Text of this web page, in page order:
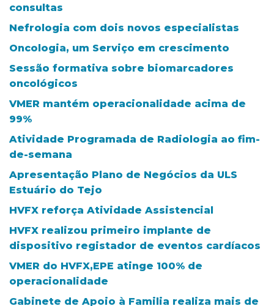
consultas
Nefrologia com dois novos especialistas
Oncologia, um Serviço em crescimento
Sessão formativa sobre biomarcadores
oncológicos
VMER mantém operacionalidade acima de
99%
Atividade Programada de Radiologia ao fim-
de-semana
Apresentação Plano de Negócios da ULS
Estuário do Tejo
HVFX reforça Atividade Assistencial
HVFX realizou primeiro implante de
dispositivo registador de eventos cardíacos
VMER do HVFX,EPE atinge 100% de
operacionalidade
Gabinete de Apoio à Familia realiza mais de